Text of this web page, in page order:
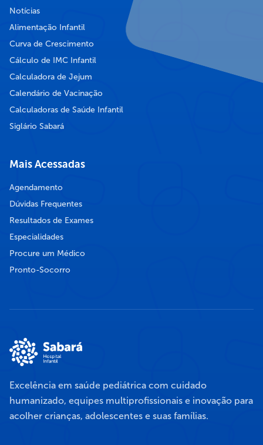
Notícias
Alimentação Infantil
Curva de Crescimento
Cálculo de IMC Infantil
Calculadora de Jejum
Calendário de Vacinação
Calculadoras de Saúde Infantil
Siglário Sabará
Mais Acessadas
Agendamento
Dúvidas Frequentes
Resultados de Exames
Especialidades
Procure um Médico
Pronto-Socorro
Excelência em saúde pediátrica com cuidado
humanizado, equipes multiprofissionais e inovação para
acolher crianças, adolescentes e suas famílias.